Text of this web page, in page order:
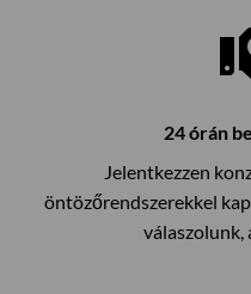
24 órán
Jelentkezzen
öntözőrendszerekkel